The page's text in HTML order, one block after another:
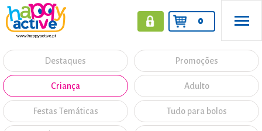
0
Destaques Promoções
Criança Adulto
Festas Temáticas Tudo para bolos